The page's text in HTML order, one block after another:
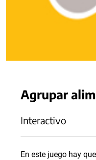
Agrupar
Interactivo
En este juego hay